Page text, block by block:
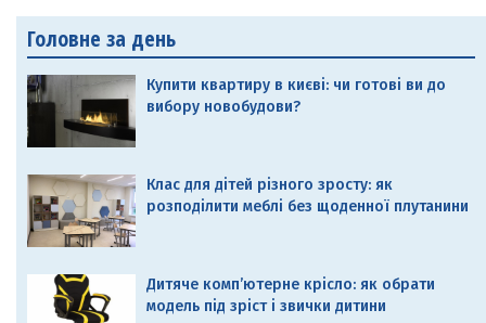
Головне за день
Купити квартиру в києві: чи готові ви до
вибору новобудови?
Клас для дітей різного зросту: як
розподілити меблі без щоденної плутанини
Дитяче комп’ютерне крісло: як обрати
модель під зріст і звички дитини